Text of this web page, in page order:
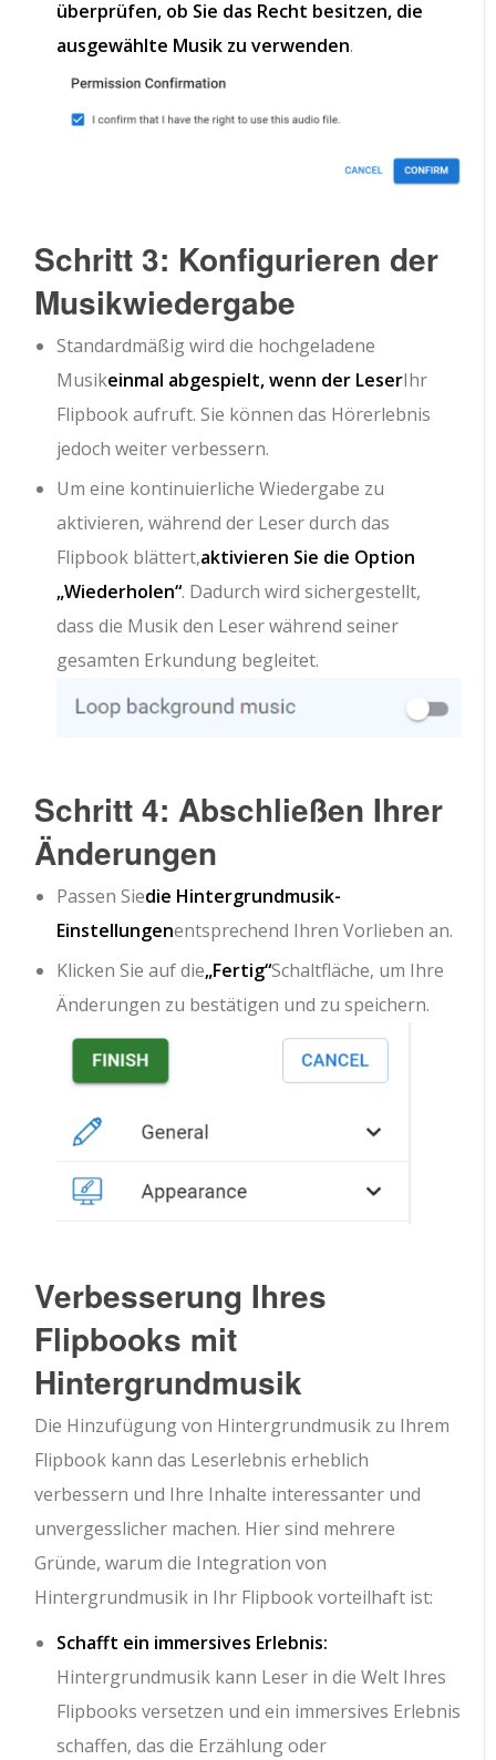
überprüfen, ob Sie das Recht besitzen, die
ausgewählte Musik zu verwenden.
Schritt 3: Konfigurieren der
Musikwiedergabe
Standardmäßig wird die hochgeladene
Musikeinmal abgespielt, wenn der LeserIhr
Flipbook aufruft. Sie können das Hörerlebnis
jedoch weiter verbessern.
Um eine kontinuierliche Wiedergabe zu
aktivieren, während der Leser durch das
Flipbook blättert,aktivieren Sie die Option
„Wiederholen“. Dadurch wird sichergestellt,
dass die Musik den Leser während seiner
gesamten Erkundung begleitet.
Schritt 4: Abschließen Ihrer
Änderungen
Passen Siedie Hintergrundmusik-
Einstellungenentsprechend Ihren Vorlieben an.
Klicken Sie auf die„Fertig“Schaltfläche, um Ihre
Änderungen zu bestätigen und zu speichern.
Verbesserung Ihres
Flipbooks mit
Hintergrundmusik
Die Hinzufügung von Hintergrundmusik zu Ihrem
Flipbook kann das Leserlebnis erheblich
verbessern und Ihre Inhalte interessanter und
unvergesslicher machen. Hier sind mehrere
Gründe, warum die Integration von
Hintergrundmusik in Ihr Flipbook vorteilhaft ist:
Schafft ein immersives Erlebnis:
Hintergrundmusik kann Leser in die Welt Ihres
Flipbooks versetzen und ein immersives Erlebnis
schaffen, das die Erzählung oder